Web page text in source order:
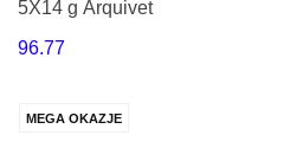
5X14 g Arquivet
96.77
MEGA OKAZJE